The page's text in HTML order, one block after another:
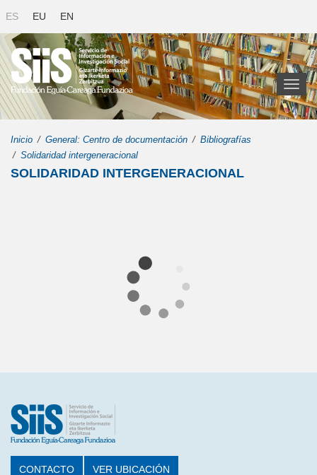
ES EU EN
Toggle
Inicio General: Centro de documentación
Bibliografías
Solidaridad intergeneracional
SOLIDARIDAD INTERGENERACIONAL
CONTACTO VER UBICACIÓN